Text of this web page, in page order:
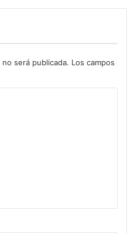
será publicada. Los campos